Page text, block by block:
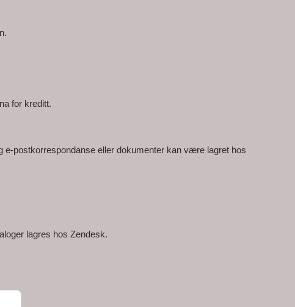
for kreditt.
postkorrespondanse eller dokumenter kan være lagret hos
lagres hos Zendesk.